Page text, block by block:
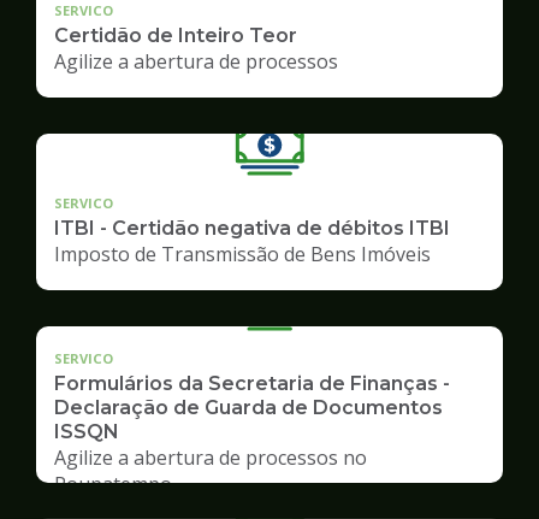
SERVICO
Certidão de Inteiro Teor
Agilize a abertura de processos
SERVICO
ITBI - Certidão negativa de débitos ITBI
Imposto de Transmissão de Bens Imóveis
SERVICO
Formulários da Secretaria de Finanças -
Declaração de Guarda de Documentos
ISSQN
Agilize a abertura de processos no
Poupatempo